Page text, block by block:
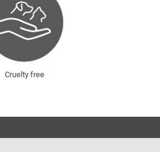
Cruelty free